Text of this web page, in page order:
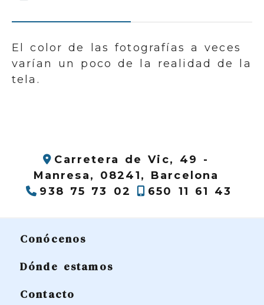
El color de las fotografías a veces
varían un poco de la realidad de la
tela.
Carretera de Vic, 49 -
Manresa, 08241, Barcelona
938 75 73 02
650 11 61 43
Conócenos
Dónde estamos
Contacto